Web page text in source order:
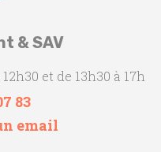
& SAV
et de 13h30 à 17h
83
email